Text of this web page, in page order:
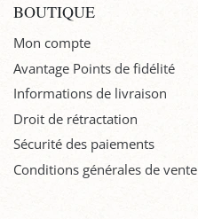
BOUTIQUE
Mon compte
Avantage Points de fidélité
Informations de livraison
Droit de rétractation
Sécurité des paiements
Conditions générales de vente